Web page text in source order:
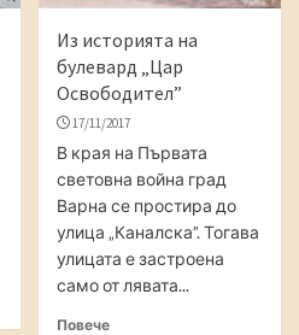
Из историята на
булевард „Цар
Освободител”
17/11/2017
В края на Първата
световна война град
Варна се простира до
улица „Каналска”. Тогава
улицата е застроена
само от лявата...
Повече